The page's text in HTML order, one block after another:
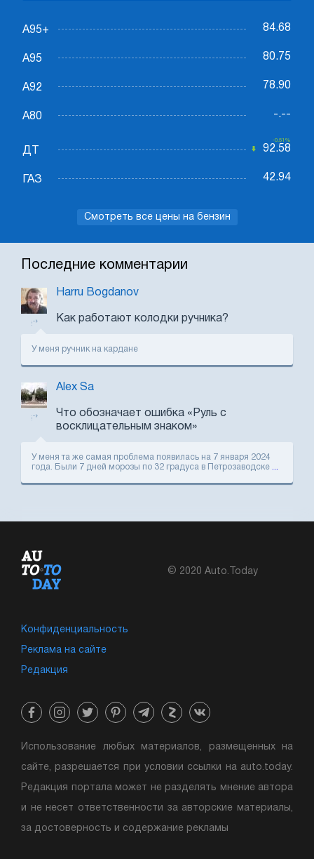
А95+ 84.68
А95 80.75
А92 78.90
А80 -.--
ДТ
-0.51%
92.58
ГАЗ 42.94
Смотреть все цены на бензин
Последние комментарии
Harru Bogdanov
Как работают колодки ручника?
У меня ручник на кардане
Alex Sa
Что обозначает ошибка «Руль с
восклицательным знаком»
У меня та же самая проблема появилась на 7 января 2024
года. Были 7 дней морозы по 32 градуса в Петрозаводске
© 2020 Auto.Today
Конфиденциальность
Реклама на сайте
Редакция
Использование любых материалов, размещенных на
сайте, разрешается при условии ссылки на auto.today.
Редакция портала может не разделять мнение автора
и не несет ответственности за авторские материалы,
за достоверность и содержание рекламы